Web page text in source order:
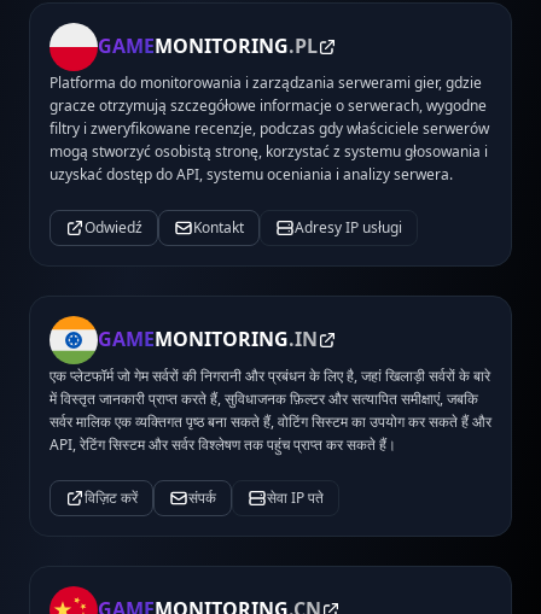
GAMEMONITORING.PL
Platforma do monitorowania i zarządzania serwerami gier, gdzie
gracze otrzymują szczegółowe informacje o serwerach, wygodne
filtry i zweryfikowane recenzje, podczas gdy właściciele serwerów
mogą stworzyć osobistą stronę, korzystać z systemu głosowania i
uzyskać dostęp do API, systemu oceniania i analizy serwera.
Odwiedź Kontakt Adresy IP usługi
GAMEMONITORING.IN
एक प्लेटफॉर्म जो गेम सर्वरों की निगरानी और प्रबंधन के लिए है, जहां खिलाड़ी सर्वरों के बारे
में विस्तृत जानकारी प्राप्त करते हैं, सुविधाजनक फ़िल्टर और सत्यापित समीक्षाएं, जबकि
सर्वर मालिक एक व्यक्तिगत पृष्ठ बना सकते हैं, वोटिंग सिस्टम का उपयोग कर सकते हैं और
API, रेटिंग सिस्टम और सर्वर विश्लेषण तक पहुंच प्राप्त कर सकते हैं।
विज़िट करें संपर्क सेवा IP पते